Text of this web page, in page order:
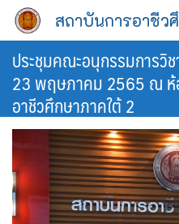
Skip
content
สถาบันการอาชีว
ประชุมคณะอนุกรรมการ
23 พฤษภาคม 2565 ณ ห้
อาชีวศึกษาภาคใต้ 2